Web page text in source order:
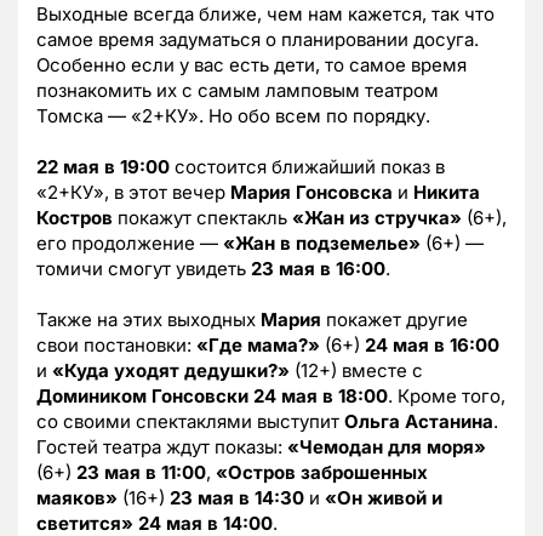
Выходные всегда ближе, чем нам кажется, так что
самое время задуматься о планировании досуга.
Особенно если у вас есть дети, то самое время
познакомить их с самым ламповым театром
Томска — «2+КУ». Но обо всем по порядку.
22 мая в 19:00 состоится ближайший показ в
«2+КУ», в этот вечер Мария Гонсовска и Никита
Костров покажут спектакль «Жан из стручка» (6+),
его продолжение — «Жан в подземелье» (6+) —
томичи смогут увидеть 23 мая в 16:00.
Также на этих выходных Мария покажет другие
свои постановки: «Где мама?» (6+) 24 мая в 16:00
и «Куда уходят дедушки?» (12+) вместе с
Домиником Гонсовски 24 мая в 18:00. Кроме того,
со своими спектаклями выступит Ольга Астанина.
Гостей театра ждут показы: «Чемодан для моря»
(6+) 23 мая в 11:00, «Остров заброшенных
маяков» (16+) 23 мая в 14:30 и «Он живой и
светится» 24 мая в 14:00.